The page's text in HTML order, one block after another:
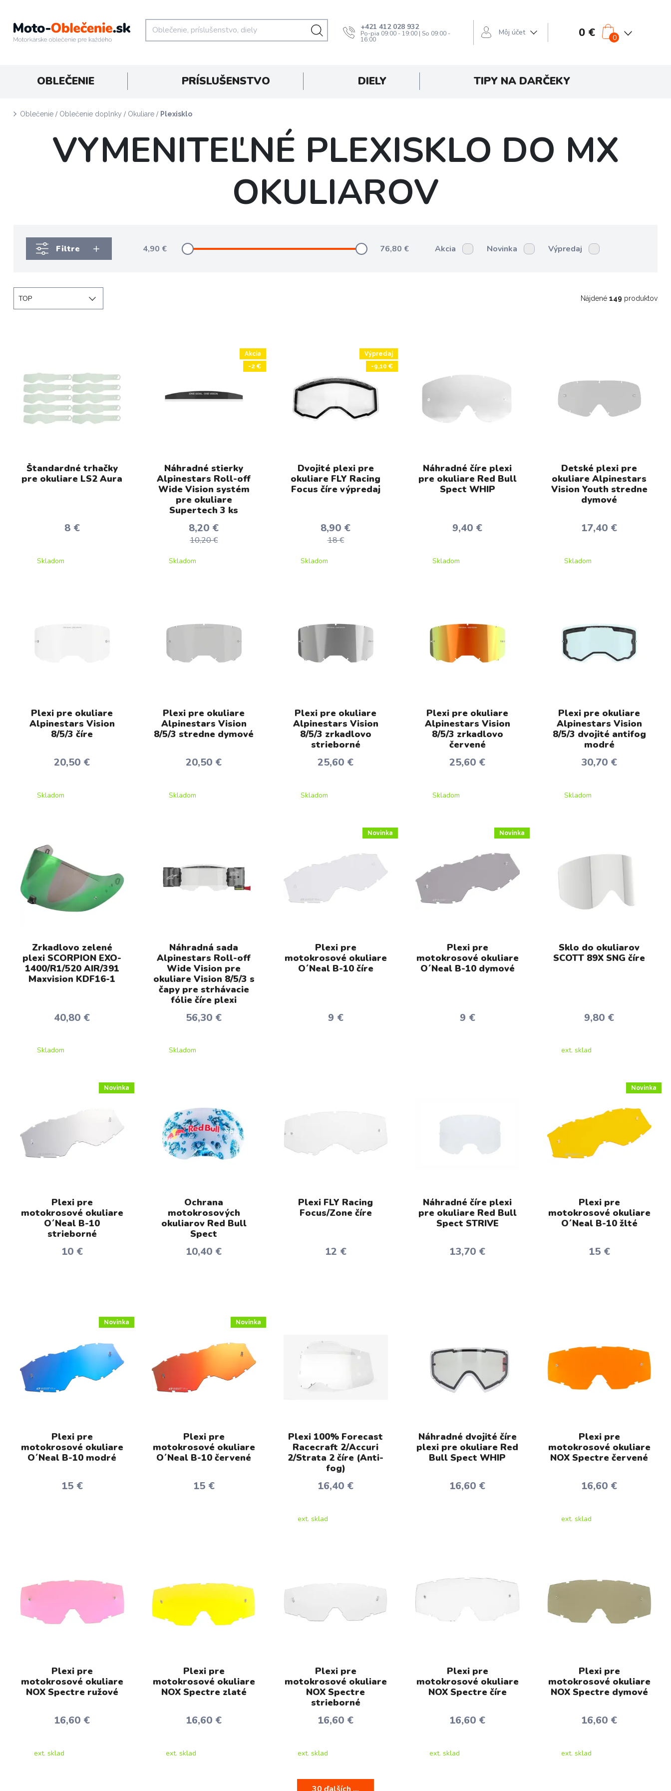
+421 412 028 932
Po-pia 09:00 - 19:00 | So 09:00 -
16:00
Môj účet 0 € 0
OBLEČENIE PRÍSLUŠENSTVO DIELY TIPY NA DARČEKY
Oblečenie / Oblečenie doplnky / Okuliare / Plexisklo
VYMENITEĽNÉ PLEXISKLO DO MX
OKULIAROV
Filtre 4,90 € 76,80 € Akcia Novinka Výpredaj
Nájdené 149 produktov
TOP
Štandardné trhačky
pre okuliare LS2 Aura
8 €
Skladom
Akcia
-2 €
Náhradné stierky
Alpinestars Roll-off
Wide Vision systém
pre okuliare
Supertech 3 ks
8,20 €
10,20 €
Skladom
Výpredaj
-9,10 €
Dvojité plexi pre
okuliare FLY Racing
Focus číre výpredaj
8,90 €
18 €
Skladom
Náhradné číre plexi
pre okuliare Red Bull
Spect WHIP
9,40 €
Skladom
Detské plexi pre
okuliare Alpinestars
Vision Youth stredne
dymové
17,40 €
Skladom
Plexi pre okuliare
Alpinestars Vision
8/5/3 číre
20,50 €
Skladom
Plexi pre okuliare
Alpinestars Vision
8/5/3 stredne dymové
20,50 €
Skladom
Plexi pre okuliare
Alpinestars Vision
8/5/3 zrkadlovo
strieborné
25,60 €
Skladom
Plexi pre okuliare
Alpinestars Vision
8/5/3 zrkadlovo
červené
25,60 €
Skladom
Plexi pre okuliare
Alpinestars Vision
8/5/3 dvojité antifog
modré
30,70 €
Skladom
Zrkadlovo zelené
plexi SCORPION EXO-
1400/R1/520 AIR/391
Maxvision KDF16-1
40,80 €
Skladom
Náhradná sada
Alpinestars Roll-off
Wide Vision pre
okuliare Vision 8/5/3 s
čapy pre strhávacie
fólie číre plexi
56,30 €
Skladom
Novinka
Plexi pre
motokrosové okuliare
O´Neal B-10 číre
9 €
Novinka
Plexi pre
motokrosové okuliare
O´Neal B-10 dymové
9 €
Sklo do okuliarov
SCOTT 89X SNG číre
9,80 €
ext. sklad
Novinka
Plexi pre
motokrosové okuliare
O´Neal B-10
strieborné
10 €
Ochrana
motokrosových
okuliarov Red Bull
Spect
10,40 €
Plexi FLY Racing
Focus/Zone číre
12 €
Náhradné číre plexi
pre okuliare Red Bull
Spect STRIVE
13,70 €
Novinka
Plexi pre
motokrosové okuliare
O´Neal B-10 žlté
15 €
Novinka
Plexi pre
motokrosové okuliare
O´Neal B-10 modré
15 €
Novinka
Plexi pre
motokrosové okuliare
O´Neal B-10 červené
15 €
Plexi 100% Forecast
Racecraft 2/Accuri
2/Strata 2 číre (Anti-
fog)
16,40 €
ext. sklad
Náhradné dvojité číre
plexi pre okuliare Red
Bull Spect WHIP
16,60 €
Plexi pre
motokrosové okuliare
NOX Spectre červené
16,60 €
ext. sklad
Plexi pre
motokrosové okuliare
NOX Spectre ružové
16,60 €
ext. sklad
Plexi pre
motokrosové okuliare
NOX Spectre zlaté
16,60 €
ext. sklad
Plexi pre
motokrosové okuliare
NOX Spectre
strieborné
16,60 €
ext. sklad
Plexi pre
motokrosové okuliare
NOX Spectre číre
16,60 €
ext. sklad
Plexi pre
motokrosové okuliare
NOX Spectre dymové
16,60 €
ext. sklad